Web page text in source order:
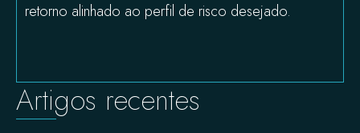
retorno alinhado ao perfil de risco desejado.
Artigos recentes